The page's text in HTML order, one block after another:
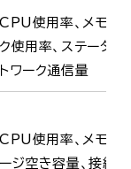
CPU使用率、メモリ
ク使用率、ステータス
トワーク通信量
CPU使用率、メモリ
ージ空き容量、接続